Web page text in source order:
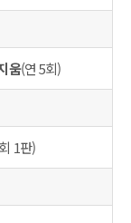
움(연 5회)
1판)